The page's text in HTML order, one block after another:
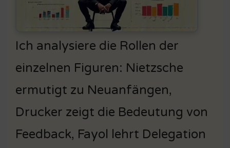
Ich analysiere die Rollen der
einzelnen Figuren: Nietzsche
ermutigt zu Neuanfängen,
Drucker zeigt die Bedeutung von
Feedback, Fayol lehrt Delegation